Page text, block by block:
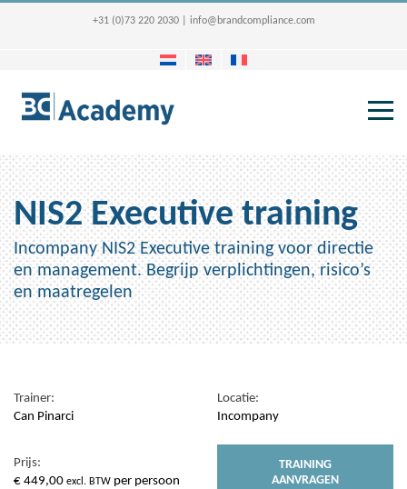
+31 (0)73 220 2030 info@brandcompliance.com
NIS2 Executive training
Incompany NIS2 Executive training voor directie
en management. Begrijp verplichtingen, risico’s
en maatregelen
Trainer:
Can Pinarci
Locatie:
Incompany
Prijs:
€ 449,00 excl. BTW per persoon
TRAINING
AANVRAGEN